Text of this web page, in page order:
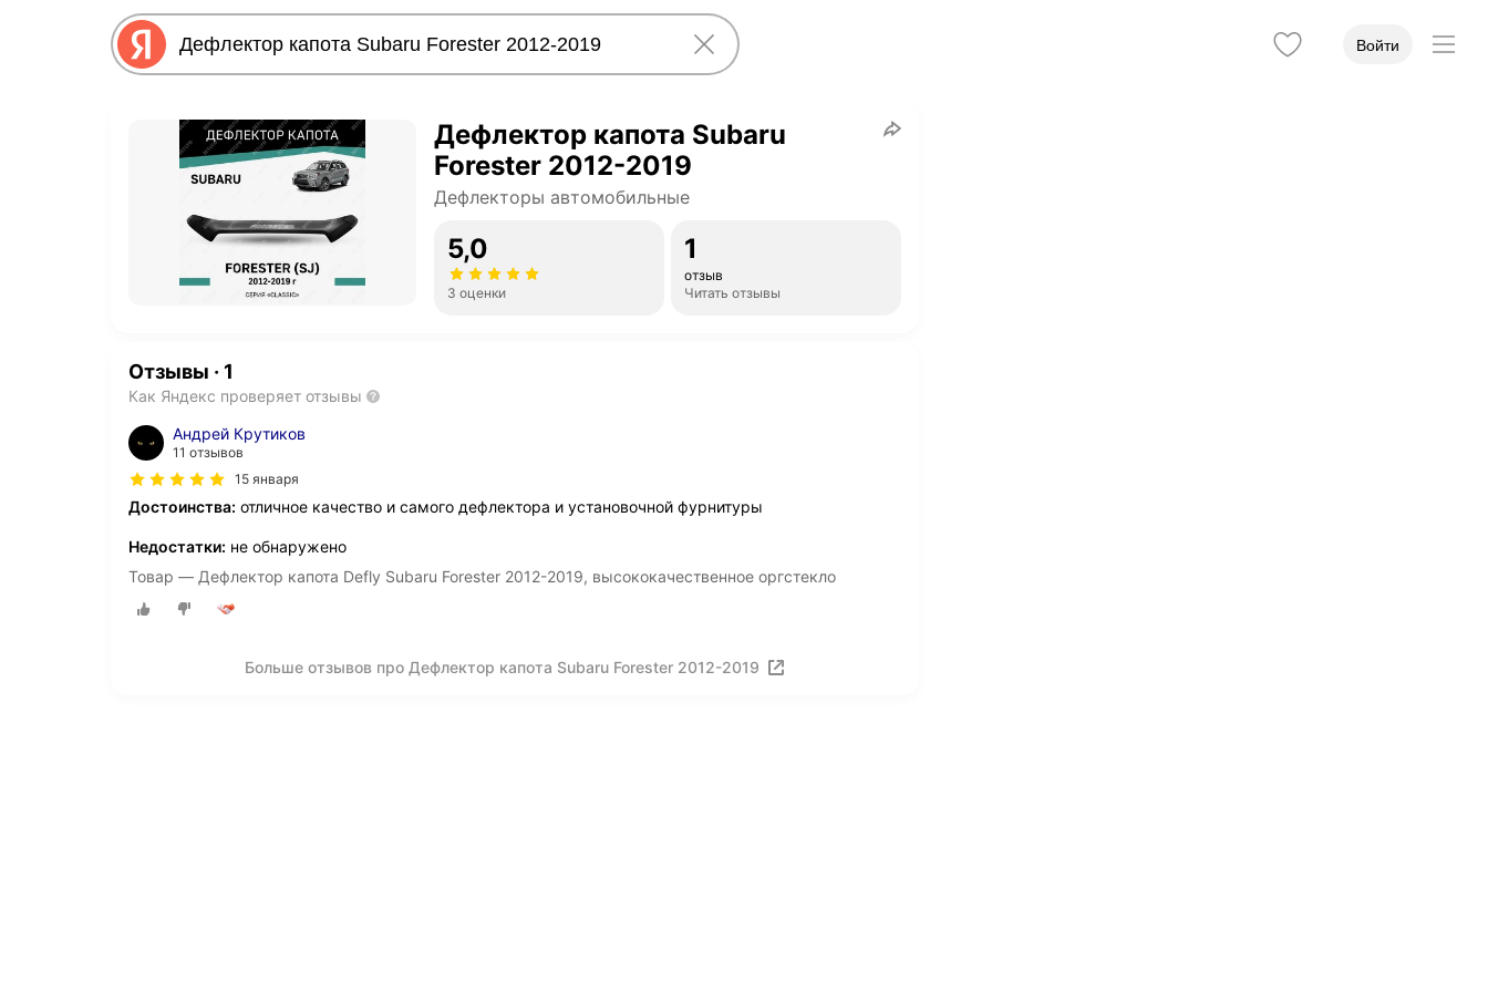
Войти
Дефлектор капота Subaru
Forester 2012-2019
Дефлекторы автомобильные
5,0
3 оценки
1
отзыв
Читать отзывы
Отзывы · 1
Как Яндекс проверяет отзывы
Андрей Крутиков
11 отзывов
15 января
Достоинства: отличное качество и самого дефлектора и установочной фурнитуры
Недостатки: не обнаружено
Товар — Дефлектор капота Defly Subaru Forester 2012-2019, высококачественное оргстекло
Больше отзывов про Дефлектор капота Subaru Forester 2012-2019